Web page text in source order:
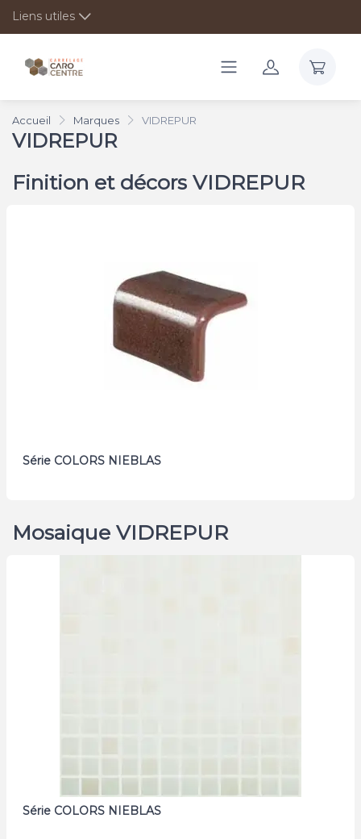
Liens utiles
Accueil Marques VIDREPUR
VIDREPUR
Finition et décors VIDREPUR
Série COLORS NIEBLAS
Mosaique VIDREPUR
Série COLORS NIEBLAS